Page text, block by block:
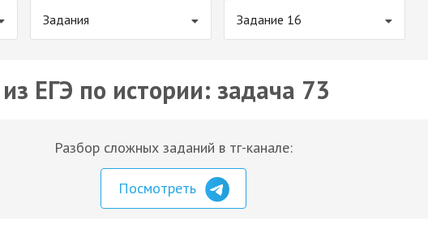
Задания Задание 16
ЕГЭ по истории: задача 73
Разбор сложных заданий в тг-канале:
Посмотреть